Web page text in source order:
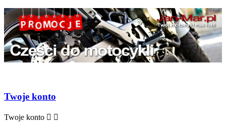
Twoje konto
Twoje konto  